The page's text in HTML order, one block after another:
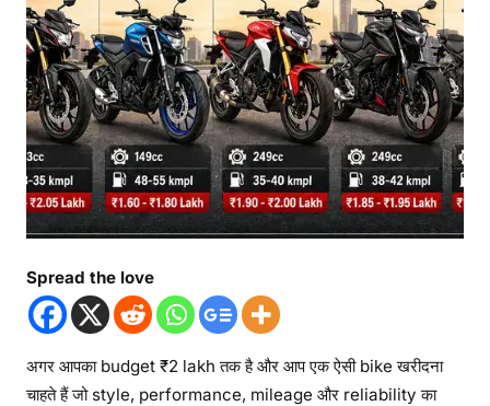
Spread the love
अगर आपका budget ₹2 lakh तक है और आप एक ऐसी bike खरीदना
चाहते हैं जो style, performance, mileage और reliability का